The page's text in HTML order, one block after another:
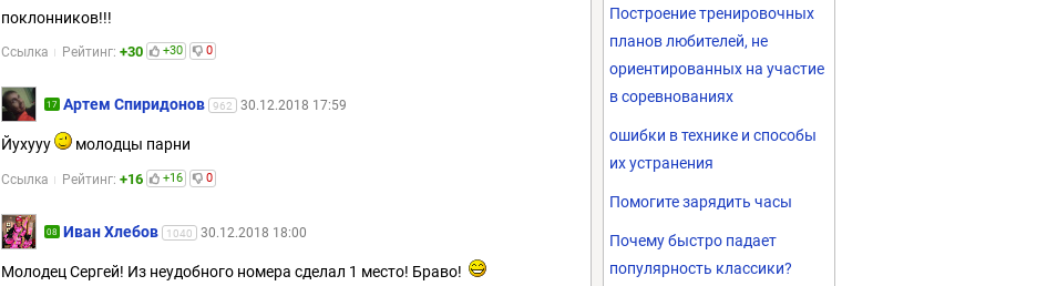
поклонников!!!
Ссылка Рейтинг: +30 +30 0
17 Артем Спиридонов 962 30.12.2018 17:59
Йухууу молодцы парни
Ссылка Рейтинг: +16 +16 0
08 Иван Хлебов 1040 30.12.2018 18:00
Молодец Сергей! Из неудобного номера сделал 1 место! Браво!
Построение тренировочных
планов любителей, не
ориентированных на участие
в соревнованиях
ошибки в технике и способы
их устранения
Помогите зарядить часы
Почему быстро падает
популярность классики?